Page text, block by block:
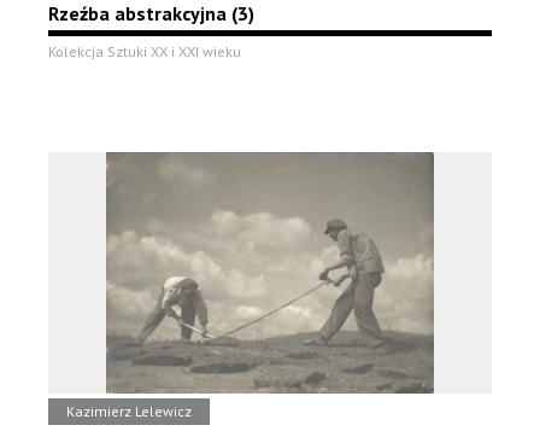
Rzeźba abstrakcyjna (3)
Kolekcja Sztuki XX i XXI wieku
Kazimierz Lelewicz